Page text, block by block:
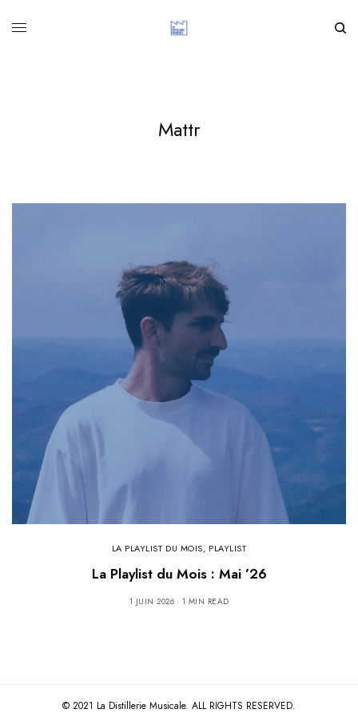
Mattr
LA PLAYLIST DU MOIS, PLAYLIST
La Playlist du Mois : Mai ’26
1 JUIN 2026 1 MIN READ
© 2021 La Distillerie Musicale. ALL RIGHTS RESERVED.